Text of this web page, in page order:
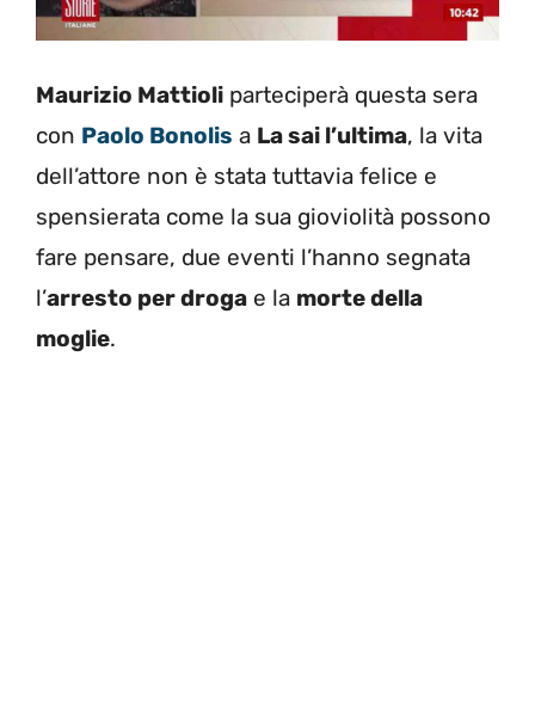
Maurizio Mattioli parteciperà questa sera
con Paolo Bonolis a La sai l’ultima, la vita
dell’attore non è stata tuttavia felice e
spensierata come la sua gioviolità possono
fare pensare, due eventi l’hanno segnata
l’arresto per droga e la morte della
moglie.